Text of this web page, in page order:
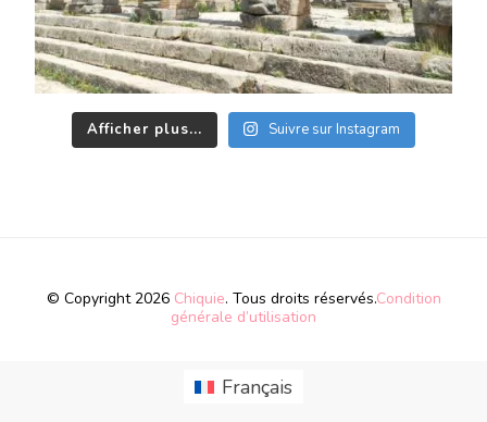
Afficher plus... Suivre sur Instagram
© Copyright 2026 Chiquie. Tous droits réservés.Condition
générale d’utilisation
Français